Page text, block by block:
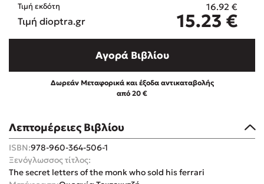
Πάνω, κάτω, μπροστά, πίσω
Mel Robbins
Η μέθοδος Αφήστε τους
Λεπτομέρειες Βιβλίου
ISBN:978-960-364-506-1
Ξενόγλωσσος τίτλος:
The secret letters of the monk who sold his ferrari
Τιμή εκδότη 16.92 €
Τιμή dioptra.gr 15.23 €
Αγορά Βιβλίου
Δωρεάν Μεταφορικά και έξοδα αντικαταβολής
από 20 €